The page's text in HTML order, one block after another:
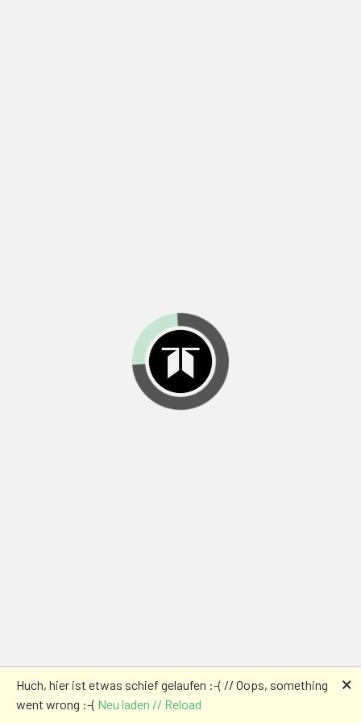
Huch, hier ist etwas schief gelaufen :-( // Oops, something
went wrong :-( Neu laden // Reload
🗙